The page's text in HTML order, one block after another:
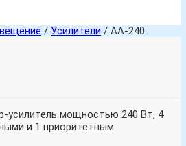
/ Усилители / AA-240
усилитель мощностью 240 Вт, 4
и 1 приоритетным